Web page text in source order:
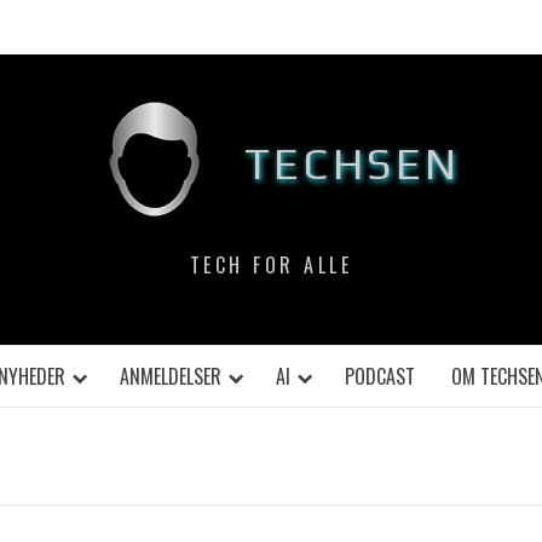
TECHSEN
TECH FOR ALLE
NYHEDER ANMELDELSER AI PODCAST OM